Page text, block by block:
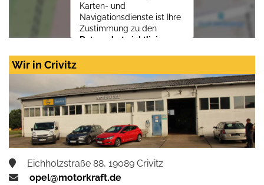
Karten- und
Navigationsdienste ist Ihre
Zustimmung zu den
Datenschutzrichtlinien
Zustimmen und
aktivieren
Wir in Crivitz
Eichholzstraße 88, 19089 Crivitz
opel@motorkraft.de